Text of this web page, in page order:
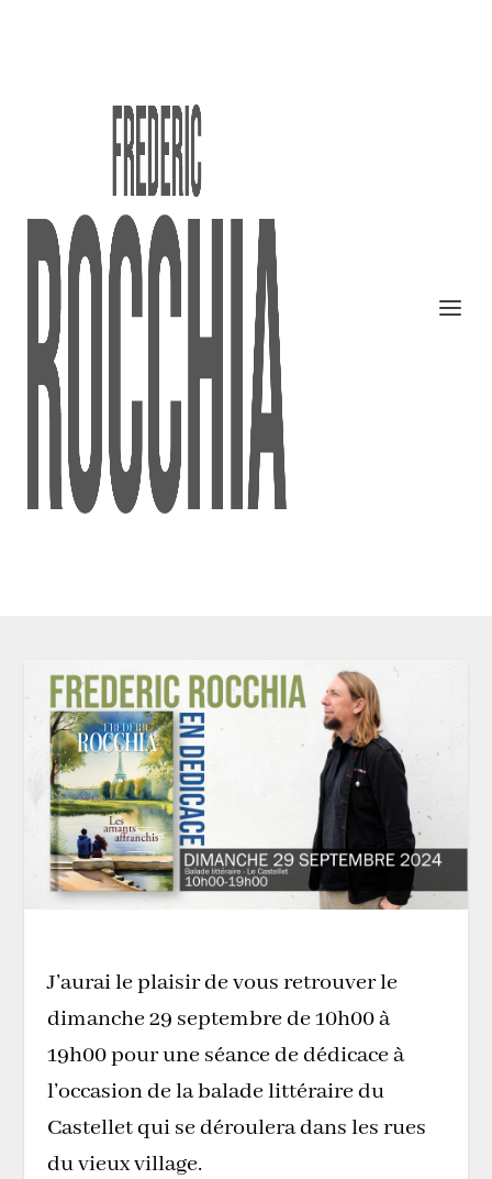
J’aurai le plaisir de vous retrouver le
dimanche 29 septembre de 10h00 à
19h00 pour une séance de dédicace à
l’occasion de la balade littéraire du
Castellet qui se déroulera dans les rues
du vieux village.